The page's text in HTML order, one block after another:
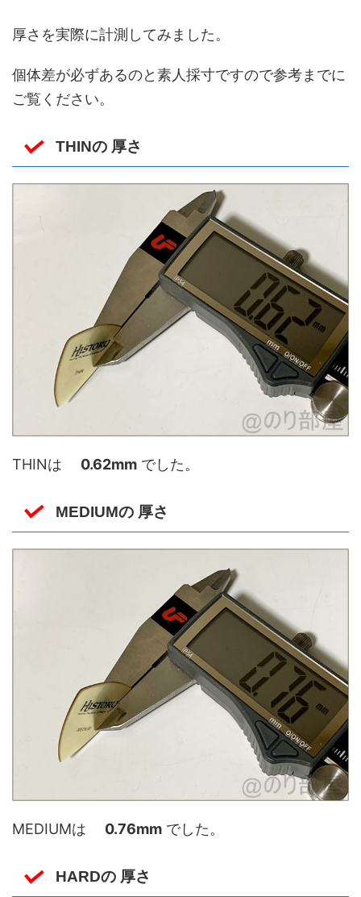
厚さを実際に計測してみました。
個体差が必ずあるのと素人採寸ですので参考までに
ご覧ください。
THINの 厚さ
THINは 0.62mm でした。
MEDIUMの 厚さ
MEDIUMは 0.76mm でした。
HARDの 厚さ